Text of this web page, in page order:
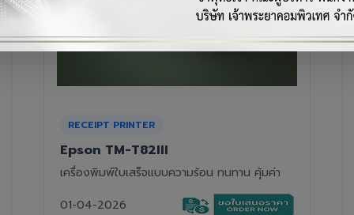
RECEIPT PRINTER
Epson TM-T88VII
เครื่องพิมพ์ใบเสร็จความร้อนรุ่นท็อป ความเร็วสูง
01-04-2026